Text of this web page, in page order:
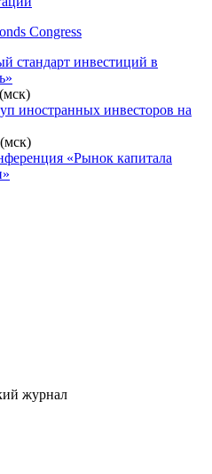
Congress
стандарт инвестиций в
иностранных инвесторов на
«Рынок капитала
журнал